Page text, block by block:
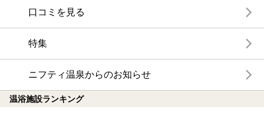
口コミを見る
特集
ニフティ温泉からのお知らせ
温浴施設ランキング